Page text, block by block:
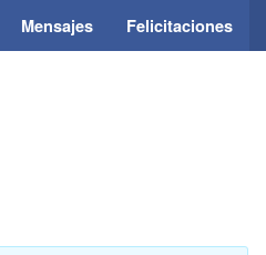
Mensajes Felicitaciones